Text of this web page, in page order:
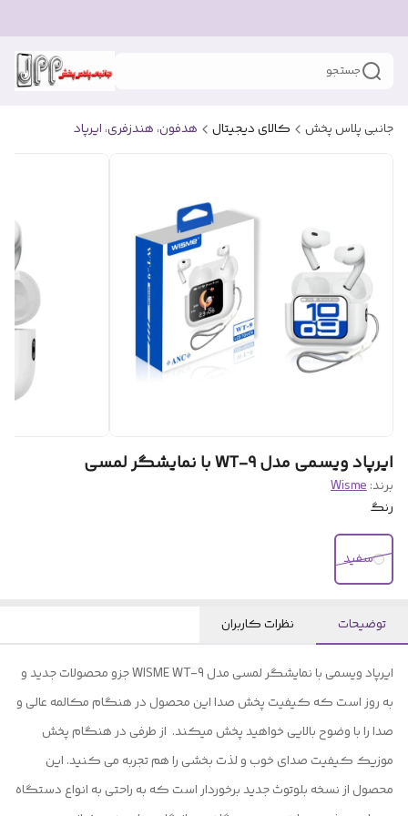
جستجو
جانبی پلاس پخش کالای دیجیتال هدفون، هندزفری، ایرپاد
ایرپاد ویسمی مدل WT-9 با نمایشگر لمسی
برند:Wisme
رنگ
سفید
توضیحات نظرات کاربران
ایرپاد ویسمی با نمایشگر لمسی مدل WISME WT-9 جزو محصولات جدید و
به روز است که کیفیت پخش صدا این محصول در هنگام مکالمه عالی و
صدا را با وضوح بالایی خواهید پخش میکند. از طرفی در هنگام پخش
موزیک کیفیت صدای خوب و لذت بخشی را هم تجربه می کنید. این
محصول از نسخه بلوتوث جدید برخوردار است که به راحتی به انواع دستگاه